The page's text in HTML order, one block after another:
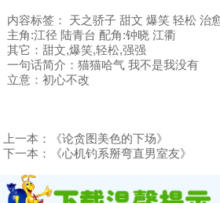
内容标签： 天之骄子 甜文 爆笑 轻松 治
主角:江径 陆青台 配角:钟晓 江衢
其它：甜文,爆笑,轻松,强强
一句话简介：猫猫哈气 我不是我没有
立意：初心不改
上一本：
《论贪图美色的下场》
下一本：
《心机钓系掰弯直男室友》